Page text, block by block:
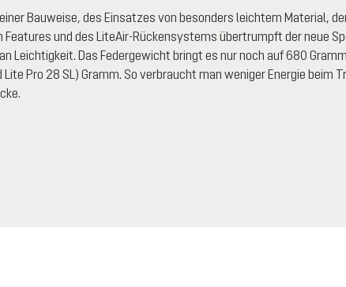
Bauweise, des Einsatzes von besonders leichtem Material,
Features und des LiteAir-Rückensystems übertrumpft der neue
Leichtigkeit. Das Federgewicht bringt es nur noch auf 680
Lite Pro 28 SL) Gramm. So verbraucht man weniger Energie beim